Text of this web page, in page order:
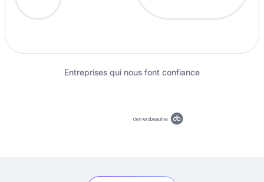
Entreprises qui nous font confiance